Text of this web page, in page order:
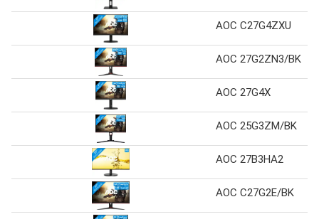
AOC C27G4ZXU
AOC 27G2ZN3/BK
AOC 27G4X
AOC 25G3ZM/BK
AOC 27B3HA2
AOC C27G2E/BK